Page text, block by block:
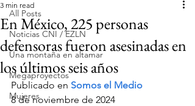
All Posts
Noticias CNI / EZLN
Una montaña en altamar
Megaproyectos
Mujeres
En México, 225 personas
defensoras fueron asesinadas en
los últimos seis años
3 min read
Publicado en Somos el Medio
8 de noviembre de 2024